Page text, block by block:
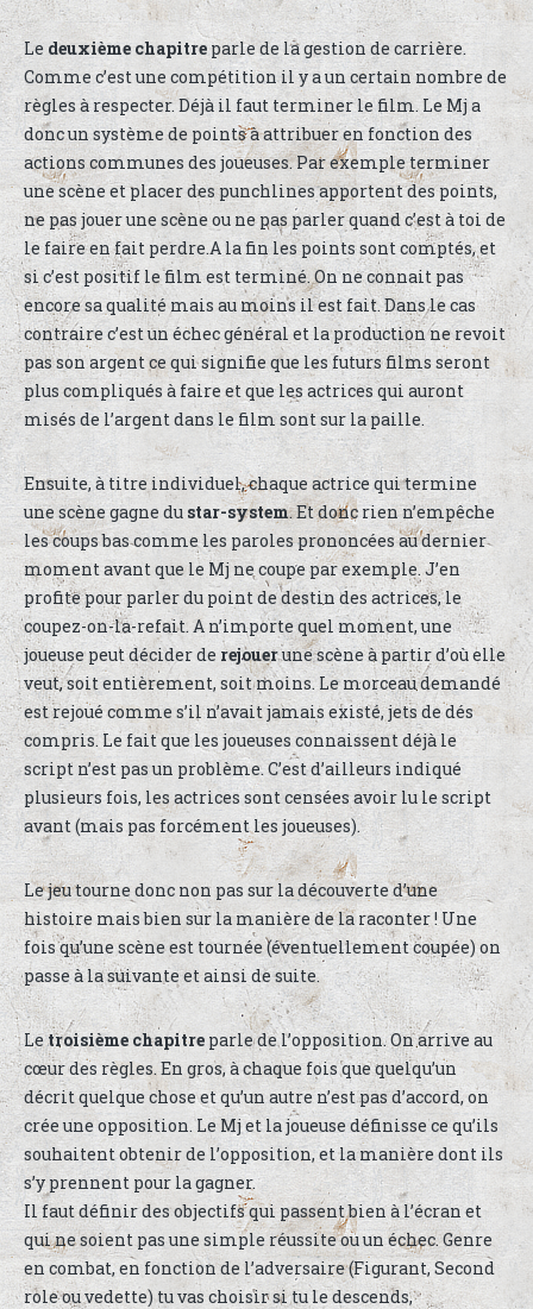
Le deuxième chapitre parle de la gestion de carrière.
Comme c’est une compétition il y a un certain nombre de
règles à respecter. Déjà il faut terminer le film. Le Mj a
donc un système de points à attribuer en fonction des
actions communes des joueuses. Par exemple terminer
une scène et placer des punchlines apportent des points,
ne pas jouer une scène ou ne pas parler quand c’est à toi de
le faire en fait perdre.A la fin les points sont comptés, et
si c’est positif le film est terminé. On ne connait pas
encore sa qualité mais au moins il est fait. Dans le cas
contraire c’est un échec général et la production ne revoit
pas son argent ce qui signifie que les futurs films seront
plus compliqués à faire et que les actrices qui auront
misés de l’argent dans le film sont sur la paille.
Ensuite, à titre individuel, chaque actrice qui termine
une scène gagne du star-system. Et donc rien n’empêche
les coups bas comme les paroles prononcées au dernier
moment avant que le Mj ne coupe par exemple. J’en
profite pour parler du point de destin des actrices, le
coupez-on-la-refait. A n’importe quel moment, une
joueuse peut décider de rejouerune scène à partir d’où elle
veut, soit entièrement, soit moins. Le morceau demandé
est rejoué comme s’il n’avait jamais existé, jets de dés
compris. Le fait que les joueuses connaissent déjà le
script n’est pas un problème. C’est d’ailleurs indiqué
plusieurs fois, les actrices sont censées avoir lu le script
avant (mais pas forcément les joueuses).
Le jeu tourne donc non pas sur la découverte d’une
histoire mais bien sur la manière de la raconter ! Une
fois qu’une scène est tournée (éventuellement coupée) on
passe à la suivante et ainsi de suite.
Letroisième chapitre parle de l’opposition. On arrive au
cœur des règles. En gros, à chaque fois que quelqu’un
décrit quelque chose et qu’un autre n’est pas d’accord, on
crée une opposition. Le Mj et la joueuse définisse ce qu’ils
souhaitent obtenir de l’opposition, et la manière dont ils
s’y prennent pour la gagner.
Il faut définir des objectifs qui passent bien à l’écran et
qui ne soient pas une simple réussite ou un échec. Genre
en combat, en fonction de l’adversaire (Figurant, Second
role ou vedette) tu vas choisir si tu le descends,